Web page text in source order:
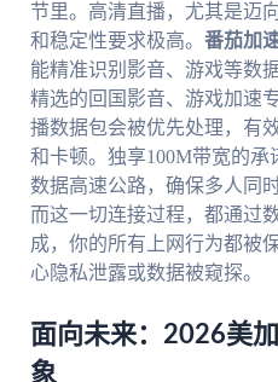
节里。高清直播，尤其是迈
和稳定性要求极高。 番茄加
能精准识别影音、游戏等数
精选的回国影音、游戏加速
播数据包会被优先处理，有
和卡顿。独享100M带宽的
数据高速公路，确保多人同
而这一切连接过程，都通过
成，你的所有上网行为都被
心隐私泄露或数据被窥探。
面向未来：2026美
象